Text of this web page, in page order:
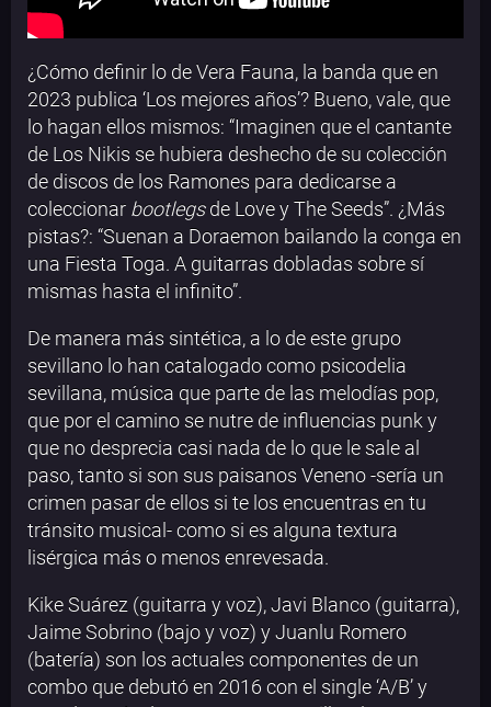
¿Cómo definir lo de Vera Fauna, la banda que en
2023 publica ‘Los mejores años’? Bueno, vale, que
lo hagan ellos mismos: “Imaginen que el cantante
de Los Nikis se hubiera deshecho de su colección
de discos de los Ramones para dedicarse a
coleccionar bootlegsde Love y The Seeds”. ¿Más
pistas?: “Suenan a Doraemon bailando la conga en
una Fiesta Toga. A guitarras dobladas sobre sí
mismas hasta el infinito”.
De manera más sintética, a lo de este grupo
sevillano lo han catalogado como psicodelia
sevillana, música que parte de las melodías pop,
que por el camino se nutre de influencias punk y
que no desprecia casi nada de lo que le sale al
paso, tanto si son sus paisanos Veneno -sería un
crimen pasar de ellos si te los encuentras en tu
tránsito musical- como si es alguna textura
lisérgica más o menos enrevesada.
Kike Suárez (guitarra y voz), Javi Blanco (guitarra),
Jaime Sobrino (bajo y voz) y Juanlu Romero
(batería) son los actuales componentes de un
combo que debutó en 2016 con el single ‘A/B’ y